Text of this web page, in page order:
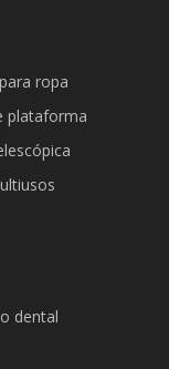
ropa
plataforma
dental